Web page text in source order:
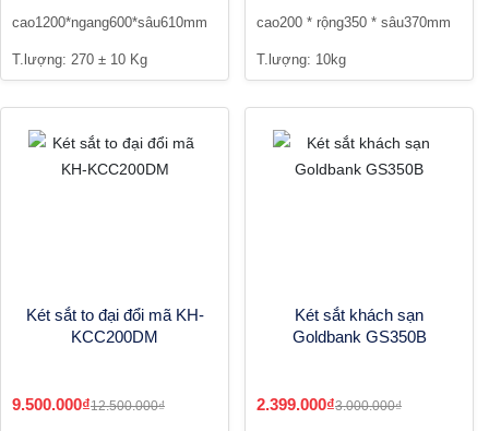
cao1200*ngang600*sâu610mm
T.lượng: 270 ± 10 Kg
cao200 * rộng350 * sâu370mm
T.lượng: 10kg
Két sắt to đại đổi mã KH-
KCC200DM
9.500.000₫12.500.000₫
Két sắt khách sạn
Goldbank GS350B
2.399.000₫3.000.000₫